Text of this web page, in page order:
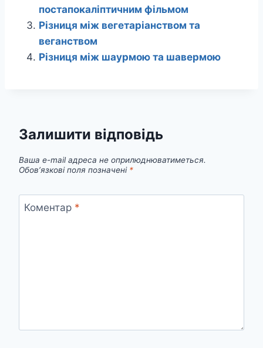
постапокаліптичним фільмом
Різниця між вегетаріанством та
веганством
Різниця між шаурмою та шавермою
Залишити відповідь
Ваша e-mail адреса не оприлюднюватиметься.
Обов’язкові поля позначені *
Коментар *